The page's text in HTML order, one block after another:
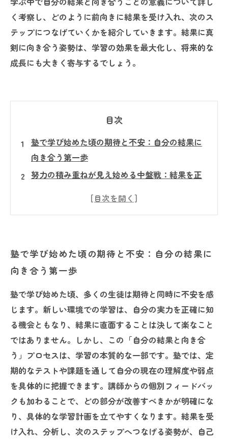
く考察し、どのように前向きに結果を受け入れ、次のス
テップにつなげていくかを紹介していきます。結果に真
剣に向き合う姿勢は、学習の効果を最大化し、将来的な
成長にも大きく寄与するでしょう。
目次
塾で学び始めた頃の期待と不安：自分の結果に
向き合う第一歩
努力の積み重ねが見え始める中盤戦：結果を正
課題
結果と向き合うことで得られる成長と未来の可
能性
塾での学びがもたらす自己成長の秘訣とは？
結果を恐れず、前向きに捉えることで開ける新
たな学習の道
塾で学び始めた頃の期待と不安：自分の結果に
向き合う第一歩
塾で学び始めた頃、多くの生徒は期待と同時に不安を感
じます。新しい環境での学習は、自分の実力を正確に知
る機会ともなり、結果に直面することは決して楽なこと
ではありません。しかし、この「自分の結果と向き合
う」プロセスは、学習の本質的な一部です。塾では、定
期的なテストや課題を通して自分の現在の理解度や弱点
を具体的に把握できます。講師からの個別フィードバッ
クも加わることで、どの部分が改善すべきかが明確にな
り、具体的な学習計画を立てやすくなります。結果を受
け入れ、分析し、次のステップへつなげる姿勢が、自己